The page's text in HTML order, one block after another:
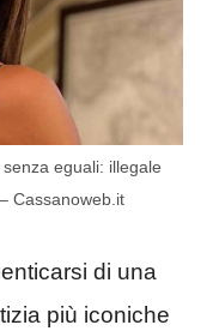
eguali: illegale
Cassanoweb.it
di una
più iconiche